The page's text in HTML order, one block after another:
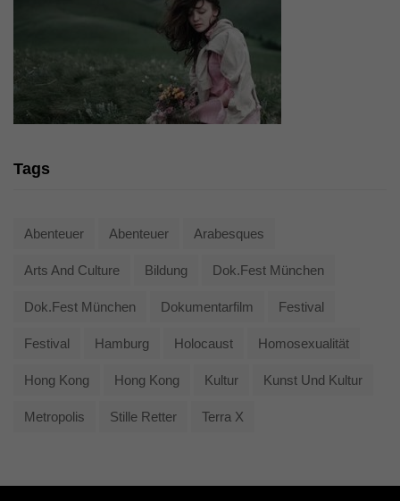
Tags
Abenteuer Abenteuer Arabesques
Arts And Culture Bildung Dok.fest München
Dok.fest München Dokumentarfilm Festival
Festival Hamburg Holocaust Homosexualität
Hong Kong Hong Kong Kultur Kunst Und Kultur
Metropolis Stille Retter Terra X